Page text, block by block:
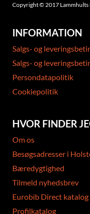
Copyright © 2017 Lammhults
INFORMATION
Salgs- og
Salgs- og
Persondatapolitik
Cookiepolitik
HVOR FINDER
Om os
Besøgsadresser i
Bæredygtighed
Tilmeld nyhedsbrev
Eurobib Direct katalog
Profilkatalog